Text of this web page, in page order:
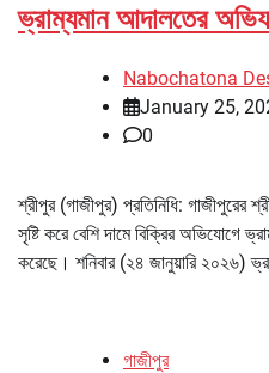
ভ্রাম্যমান আদালতের
Nabochatona
January 25,
0
শ্রীপুর (গাজীপুর) প্রতিনিধি: গাজীপুরের
সৃষ্টি করে বেশি দামে বিক্রির অভিযোগে
করেছে। শনিবার (২৪ জানুয়ারি ২০২৬)
গাজীপুর